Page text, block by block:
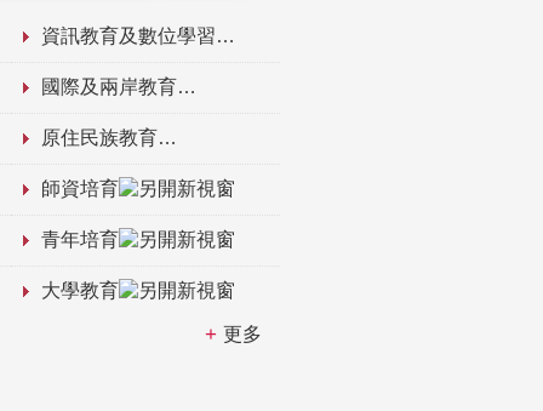
資訊教育及數位學習
國際及兩岸教育
原住民族教育
師資培育
青年培育
大學教育
更多